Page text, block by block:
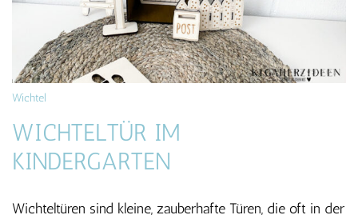
Wichtel
WICHTELTÜR IM
KINDERGARTEN
Wichteltüren sind kleine, zauberhafte Türen, die oft in der